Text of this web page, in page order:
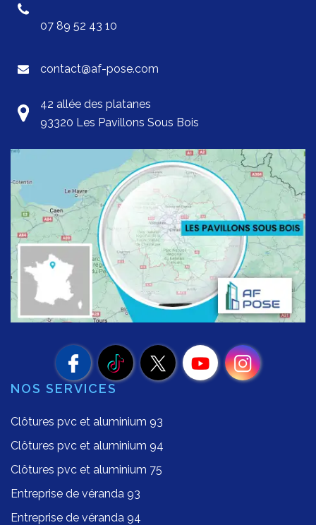
07 89 52 43 10
contact@af-pose.com
42 allée des platanes
93320 Les Pavillons Sous Bois
NOS SERVICES
Clôtures pvc et aluminium 93
Clôtures pvc et aluminium 94
Clôtures pvc et aluminium 75
Entreprise de véranda 93
Entreprise de véranda 94